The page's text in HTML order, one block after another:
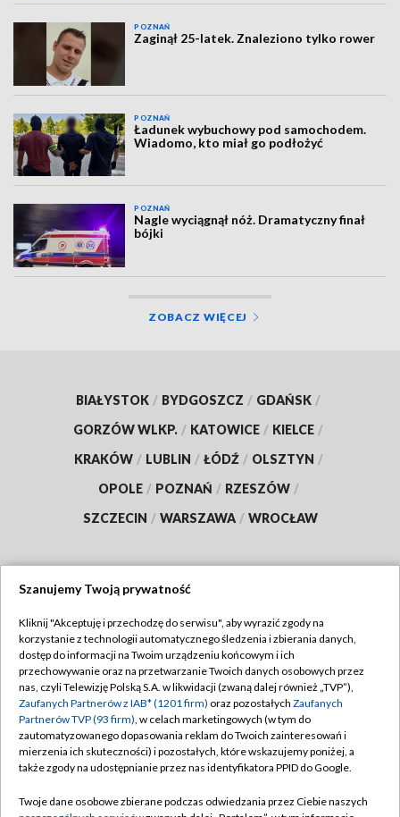
POZNAŃ
Zaginął 25-latek. Znaleziono tylko rower
POZNAŃ
Ładunek wybuchowy pod samochodem.
Wiadomo, kto miał go podłożyć
POZNAŃ
Nagle wyciągnął nóż. Dramatyczny finał
bójki
ZOBACZ WIĘCEJ
BIAŁYSTOK / BYDGOSZCZ / GDAŃSK /
GORZÓW WLKP. / KATOWICE / KIELCE /
KRAKÓW / LUBLIN / ŁÓDŹ / OLSZTYN /
OPOLE / POZNAŃ / RZESZÓW /
SZCZECIN / WARSZAWA / WROCŁAW
TVP
Abonament TVP
Emisja w TVP
Centrum informacji TVP
Naziemna Telewizja Cyfrowa
Regulamin TVP
Polityka prywatności
Moje zgody
Pomoc
Szanujemy Twoją prywatność
Kliknij "Akceptuję i przechodzę do serwisu", aby wyrazić zgody na
korzystanie z technologii automatycznego śledzenia i zbierania danych,
dostęp do informacji na Twoim urządzeniu końcowym i ich
przechowywanie oraz na przetwarzanie Twoich danych osobowych przez
nas, czyli Telewizję Polską S.A. w likwidacji (zwaną dalej również „TVP”),
Zaufanych Partnerów z IAB* (1201 firm) oraz pozostałych Zaufanych
Partnerów TVP (93 firm), w celach marketingowych (w tym do
zautomatyzowanego dopasowania reklam do Twoich zainteresowań i
mierzenia ich skuteczności) i pozostałych, które wskazujemy poniżej, a
także zgody na udostępnianie przez nas identyfikatora PPID do Google.
Twoje dane osobowe zbierane podczas odwiedzania przez Ciebie naszych